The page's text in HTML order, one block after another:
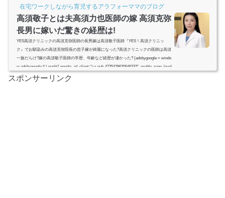
enable_page_level_ads: true });スポンサーリンク(adsbygoogl...
在宅ワークしながら育児するアラフォーママのブログ
高須敬子とは夫高須力也医師の嫁 高須克弥
長男に嫁いだ驚きの経歴は!
YES高須クリニックの高須克弥医師の長男嫁は高須敬子医師『YES！高須クリニッ
ク』でお馴染みの高須克弥院長の息子嫁が綺麗になった?高須クリニックの医師は高須
一族だらけ?嫁の高須敬子医師の学歴、年齢など経歴が凄かった? (adsbygoogle = windo
w.adsbygoogle || ).push({ google_ad_client: "ca-pub-4735429620646332", enable_page_level
_ads: true });スポンサーリンク(adsbygoogle = window.adsbygoogle || ).push({});(adsbygoo
gle = window.adsbygoogle || ).push({});高須敬子とは夫高須...
スポンサーリンク